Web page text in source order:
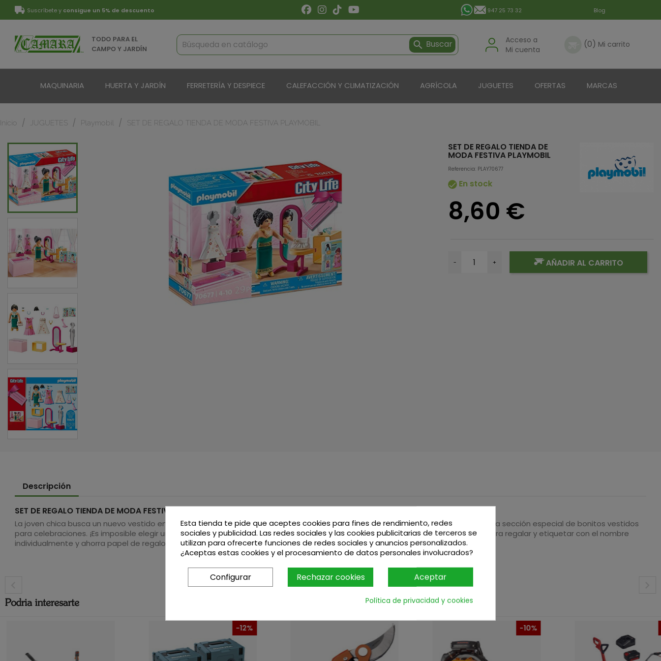
Suscríbete y consigue un 5% de descuento 947 25 73 32 Blog
TODO PARA EL
CAMPO Y JARDÍN
 Buscar
Acceso a
Mi cuenta
(0) Mi carrito
MAQUINARIA HUERTA Y JARDÍN FERRETERÍA Y DESPIECE CALEFACCIÓN Y CLIMATIZACIÓN AGRÍCOLA JUGUETES OFERTAS MARCAS
Inicio JUGUETES Playmobil SET DE REGALO TIENDA DE MODA FESTIVA PLAYMOBIL
SET DE REGALO TIENDA DE
MODA FESTIVA PLAYMOBIL
Referencia: PLAY70677
 En stock
8,60 €
- + AÑADIR AL CARRITO
Descripción
SET DE REGALO TIENDA DE MODA FESTIVA (REF: 70677)
La joven chica busca un nuevo vestido en la Tienda de Moda para la boda de su mejor amiga. Afortunadamente, la tienda tiene una sección especial de bonitos vestidos
para celebraciones. ¡Es imposible elegir uno! También puede escoger un bolso de mano a juego. Los Sets de Regalo son ideales para regalar y etiquetar con el nombre
individualmente y ahorra papel de regalo.
Podria interesarte
-12% -10%
Esta tienda te pide que aceptes cookies para fines de rendimiento, redes
sociales y publicidad. Las redes sociales y las cookies publicitarias de terceros se
utilizan para ofrecerte funciones de redes sociales y anuncios personalizados.
¿Aceptas estas cookies y el procesamiento de datos personales involucrados?
Aceptar
Rechazar cookies
Configurar
Política de privacidad y cookies